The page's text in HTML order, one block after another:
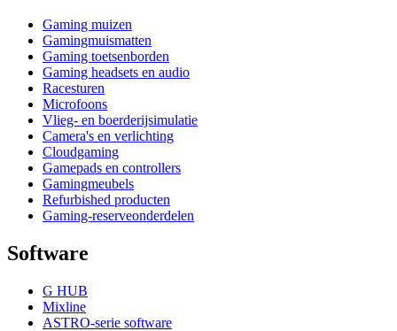
Gaming muizen
Gamingmuismatten
Gaming toetsenborden
Gaming headsets en audio
Racesturen
Microfoons
Vlieg- en boerderijsimulatie
Camera's en verlichting
Cloudgaming
Gamepads en controllers
Gamingmeubels
Refurbished producten
Gaming-reserveonderdelen
Software
G HUB
Mixline
ASTRO-serie software